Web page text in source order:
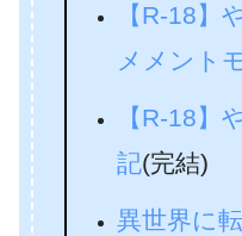
【R‐18
メメント
【R-18】
記(完結)
異世界に